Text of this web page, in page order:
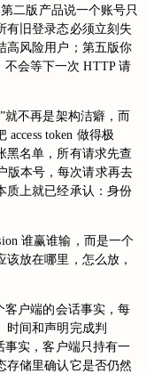
二版产品说一个账号只
有旧登录态必须立刻失
高风险用户；第五版你
不会等下一次 HTTP 请
就不再是架构洁癖，而
token 做得极
黑名单，所有请求先查
版本号，每次请求再去
质上就已经承认：身份
谁赢谁输，而是一个
放在哪里，怎么放，
客户端的会话事实，每
时间和声明完成判
事实，客户端只持有一
存储里确认它是否仍然